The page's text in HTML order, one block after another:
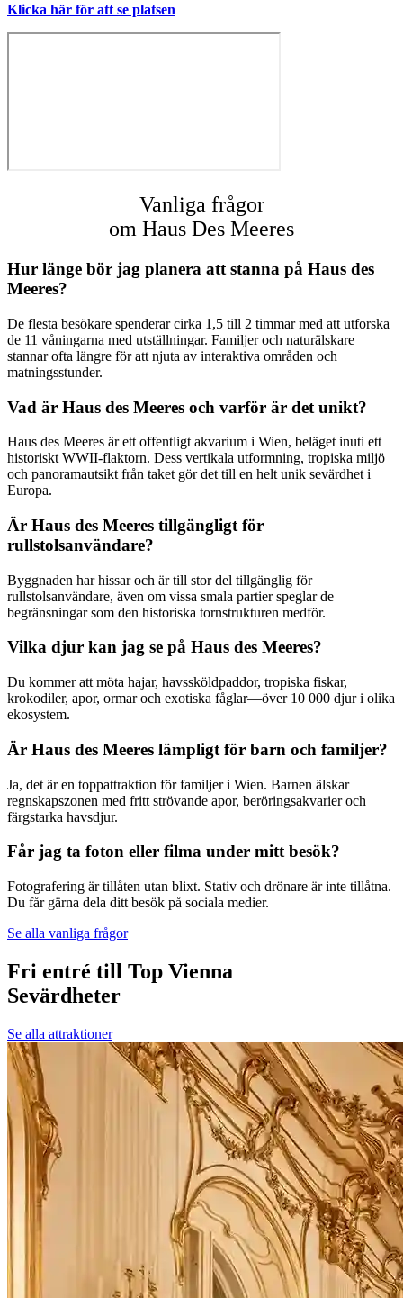
Klicka här för att se platsen
Vanliga frågor
om Haus Des Meeres
Hur länge bör jag planera att stanna på Haus des
Meeres?
De flesta besökare spenderar cirka 1,5 till 2 timmar med att utforska
de 11 våningarna med utställningar. Familjer och naturälskare
stannar ofta längre för att njuta av interaktiva områden och
matningsstunder.
Vad är Haus des Meeres och varför är det unikt?
Haus des Meeres är ett offentligt akvarium i Wien, beläget inuti ett
historiskt WWII-flaktorn. Dess vertikala utformning, tropiska miljö
och panoramautsikt från taket gör det till en helt unik sevärdhet i
Europa.
Är Haus des Meeres tillgängligt för
rullstolsanvändare?
Byggnaden har hissar och är till stor del tillgänglig för
rullstolsanvändare, även om vissa smala partier speglar de
begränsningar som den historiska tornstrukturen medför.
Vilka djur kan jag se på Haus des Meeres?
Du kommer att möta hajar, havssköldpaddor, tropiska fiskar,
krokodiler, apor, ormar och exotiska fåglar—över 10 000 djur i olika
ekosystem.
Är Haus des Meeres lämpligt för barn och familjer?
Ja, det är en toppattraktion för familjer i Wien. Barnen älskar
regnskapszonen med fritt strövande apor, beröringsakvarier och
färgstarka havsdjur.
Får jag ta foton eller filma under mitt besök?
Fotografering är tillåten utan blixt. Stativ och drönare är inte tillåtna.
Du får gärna dela ditt besök på sociala medier.
Se alla vanliga frågor
Fri entré till Top Vienna
Sevärdheter
Se alla attraktioner